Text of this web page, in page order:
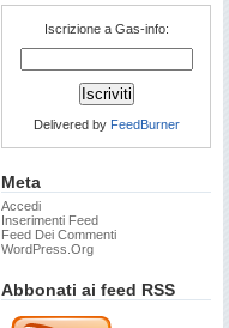
Iscrizione a Gas-info:
Delivered by FeedBurner
Meta
Accedi
Inserimenti Feed
Feed Dei Commenti
WordPress.org
Abbonati ai feed RSS